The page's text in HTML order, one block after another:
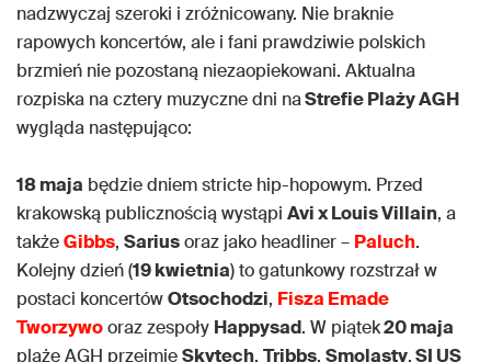
nadzwyczaj szeroki i zróżnicowany. Nie braknie
rapowych koncertów, ale i fani prawdziwie polskich
brzmień nie pozostaną niezaopiekowani. Aktualna
rozpiska na cztery muzyczne dni naStrefie Plaży AGH
wygląda następująco:
18 maja będzie dniem stricte hip-hopowym. Przed
krakowską publicznością wystąpi Avi x Louis Villain, a
takżeGibbs, Sariusoraz jako headliner – Paluch.
Kolejny dzień (19 kwietnia) to gatunkowy rozstrzał w
postaci koncertówOtsochodzi, Fisza Emade
Tworzywooraz zespoły Happysad. W piątek20 maja
plażę AGH przejmieSkytech, Tribbs, Smolasty,SI US